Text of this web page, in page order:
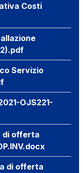
Costi
Servizio
OJS221-
di offerta
di offerta